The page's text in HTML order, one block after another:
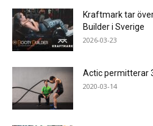
Kraftmark tar
Builder i Sverige
2026-03-23
Actic permitterar
2020-03-14